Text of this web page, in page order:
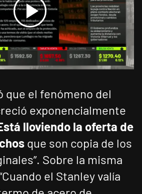
que el fenómeno del
exponencialmente
lloviendo la oferta de
que son copia de los
Sobre la misma
el Stanley valía